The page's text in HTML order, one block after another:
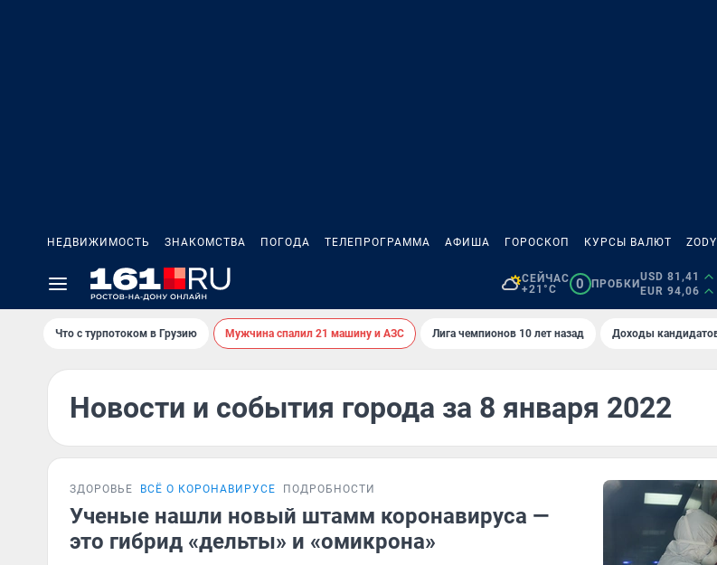
НЕДВИЖИМОСТЬ ЗНАКОМСТВА ПОГОДА ТЕЛЕПРОГРАММА АФИША ГОРОСКОП КУРСЫ ВАЛЮТ ZODY
СЕЙЧАС
+21°C
0 ПРОБКИ
USD 81,41
EUR 94,06
Что с турпотоком в Грузию Мужчина спалил 21 машину и АЗС Лига чемпионов 10 лет назад Доходы
Новости и события города за 8 января 2022
ЗДОРОВЬЕ ВСЁ О КОРОНАВИРУСЕ ПОДРОБНОСТИ
Ученые нашли новый штамм коронавируса —
это гибрид «дельты» и «омикрона»